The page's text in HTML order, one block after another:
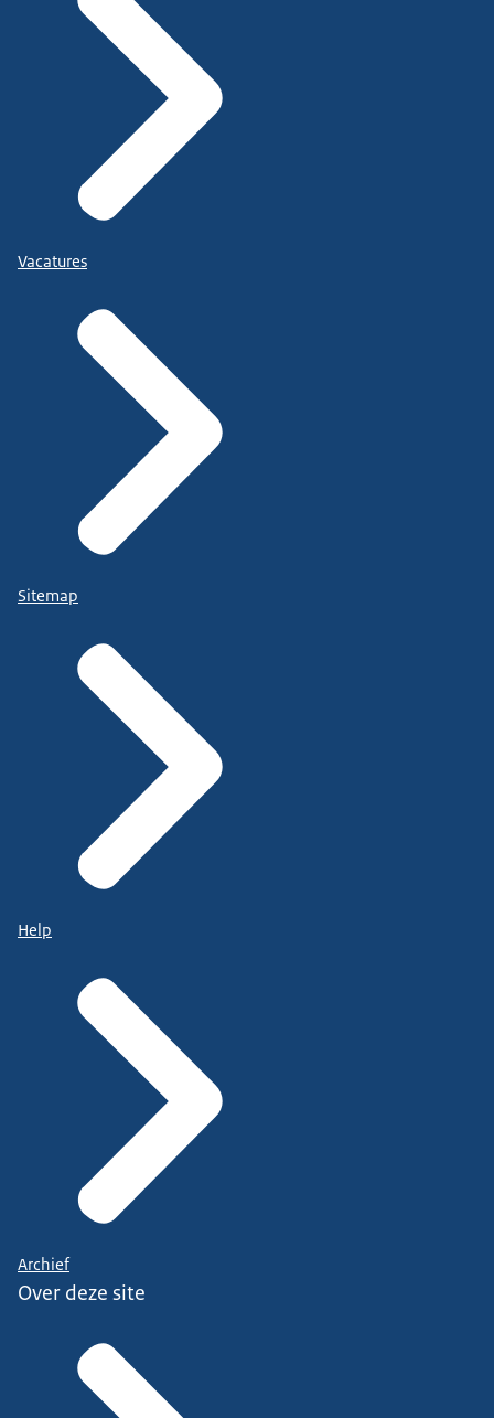
Vacatures
Sitemap
Help
Archief
Over deze site